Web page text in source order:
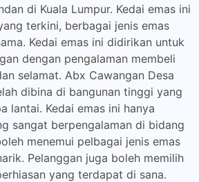
di Kuala Lumpur. Kedai emas ini
terkini, berbagai jenis emas
Kedai emas ini didirikan untuk
dengan pengalaman membeli
selamat. Abx Cawangan Desa
dibina di bangunan tinggi yang
lantai. Kedai emas ini hanya
sangat berpengalaman di bidang
menemui pelbagai jenis emas
Pelanggan juga boleh memilih
yang terdapat di sana.